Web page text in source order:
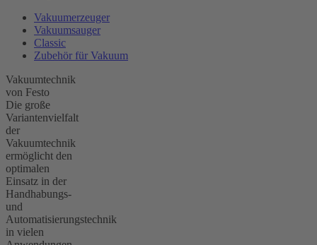
Vakuumerzeuger
Vakuumsauger
Classic
Zubehör für Vakuum
Vakuumtechnik
von Festo
Die große
Variantenvielfalt
der
Vakuumtechnik
ermöglicht den
optimalen
Einsatz in der
Handhabungs-
und
Automatisierungstechnik
in vielen